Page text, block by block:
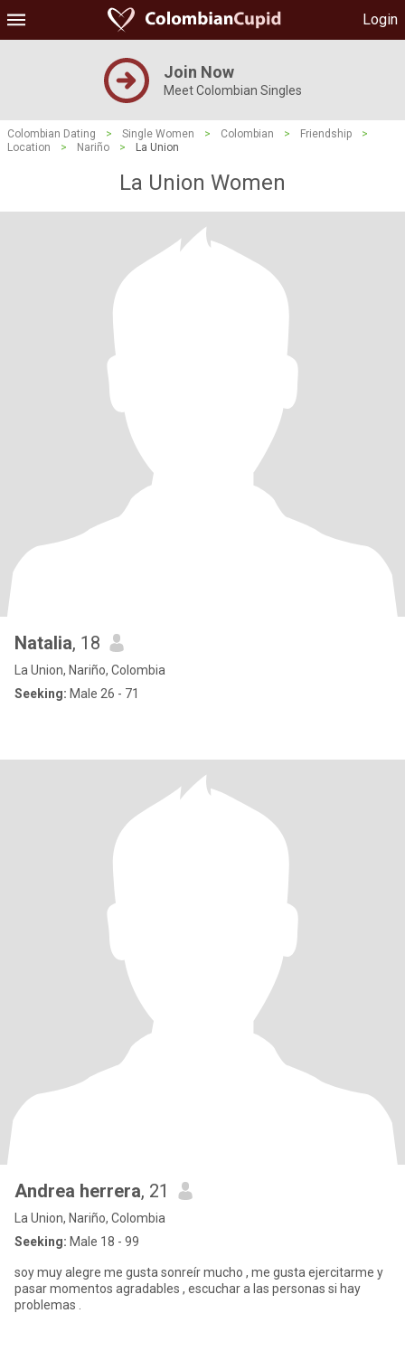
Login
Join Now
Meet Colombian Singles
Colombian Dating > Single Women > Colombian > Friendship
>
Location
> Nariño > La Union
La Union Women
Natalia, 18
La Union, Nariño, Colombia
Seeking: Male 26 - 71
Andrea herrera, 21
La Union, Nariño, Colombia
Seeking: Male 18 - 99
soy muy alegre me gusta sonreír mucho , me gusta ejercitarme y
pasar momentos agradables , escuchar a las personas si hay
problemas .